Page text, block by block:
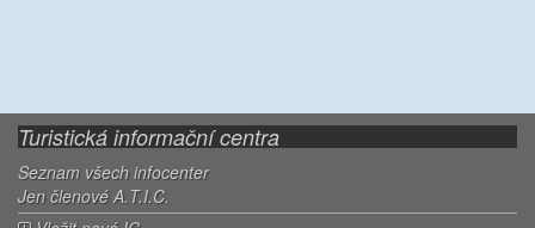
Turistická informační centra
Seznam všech infocenter
Jen členové A.T.I.C.